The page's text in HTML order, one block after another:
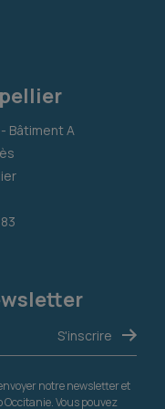
Bâtiment A
notre newsletter et
Vous pouvez